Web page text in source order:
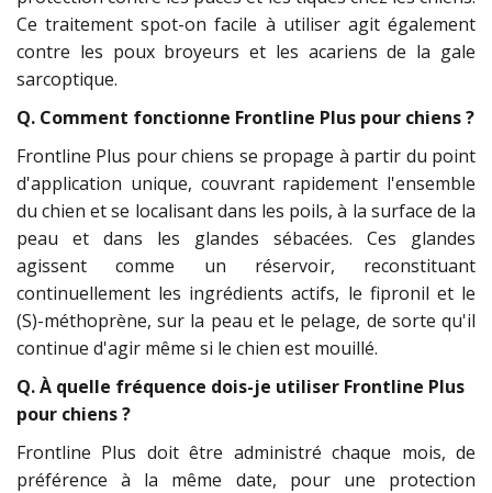
Ce traitement spot-on facile à utiliser agit également
contre les poux broyeurs et les acariens de la gale
sarcoptique.
Q. Comment fonctionne Frontline Plus pour chiens ?
Frontline Plus pour chiens se propage à partir du point
d'application unique, couvrant rapidement l'ensemble
du chien et se localisant dans les poils, à la surface de la
peau et dans les glandes sébacées. Ces glandes
agissent comme un réservoir, reconstituant
continuellement les ingrédients actifs, le fipronil et le
(S)-méthoprène, sur la peau et le pelage, de sorte qu'il
continue d'agir même si le chien est mouillé.
Q. À quelle fréquence dois-je utiliser Frontline Plus
pour chiens ?
Frontline Plus doit être administré chaque mois, de
préférence à la même date, pour une protection